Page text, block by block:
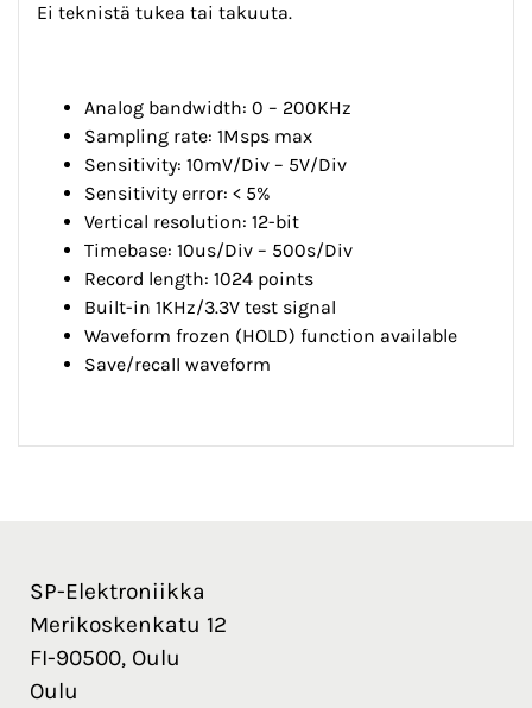
Ei teknistä tukea tai takuuta.
Analog bandwidth: 0 – 200KHz
Sampling rate: 1Msps max
Sensitivity: 10mV/Div – 5V/Div
Sensitivity error: < 5%
Vertical resolution: 12-bit
Timebase: 10us/Div – 500s/Div
Record length: 1024 points
Built-in 1KHz/3.3V test signal
Waveform frozen (HOLD) function available
Save/recall waveform
SP-Elektroniikka
Merikoskenkatu 12
FI-90500, Oulu
Oulu